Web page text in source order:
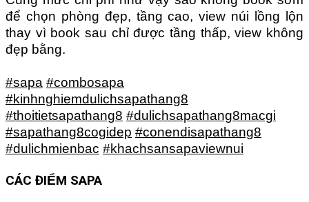
để chọn phòng đẹp, tầng cao, view núi lồng lộn
thay vì book sau chỉ được tầng thấp, view không
đẹp bằng.
#sapa #combosapa
#kinhnghiemdulichsapathang8
#thoitietsapathang8 #dulichsapathang8macgi
#sapathang8cogidep #conendisapathang8
#dulichmienbac #khachsansapaviewnui
CÁC ĐIỂM SAPA